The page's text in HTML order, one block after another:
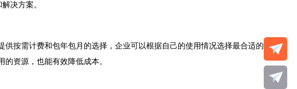
决方案。
按需计费和包年包月的选择，企业可以根据自己的使用情况选择最合适的方式。
资源，也能有效降低成本。